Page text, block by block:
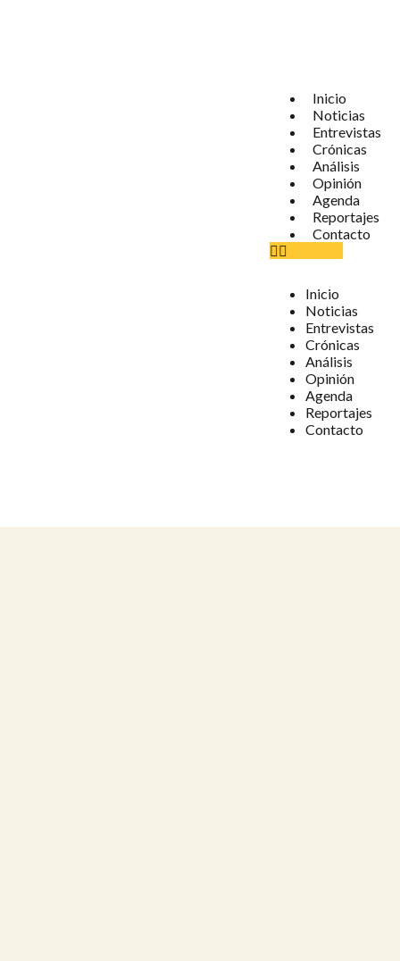
Inicio
Noticias
Entrevistas
Crónicas
Análisis
Opinión
Agenda
Reportajes
Contacto
Inicio
Noticias
Entrevistas
Crónicas
Análisis
Opinión
Agenda
Reportajes
Contacto